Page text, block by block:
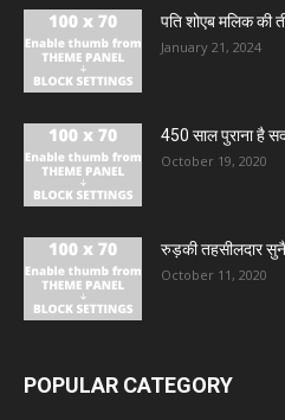
पति शोएब मलिक की
January 21, 2024
450 साल पुराना है
October 19, 2020
रुड़की तहसीलदार
October 11, 2020
POPULAR CATEGORY